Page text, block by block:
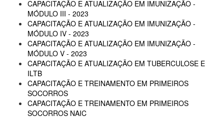
CAPACITAÇÃO E ATUALIZAÇÃO EM IMUNIZAÇÃO -
MÓDULO III - 2023
CAPACITAÇÃO E ATUALIZAÇÃO EM IMUNIZAÇÃO -
MÓDULO IV - 2023
CAPACITAÇÃO E ATUALIZAÇÃO EM IMUNIZAÇÃO -
MÓDULO V - 2023
CAPACITAÇÃO E ATUALIZAÇÃO EM TUBERCULOSE E
ILTB
CAPACITAÇÃO E TREINAMENTO EM PRIMEIROS
SOCORROS
CAPACITAÇÃO E TREINAMENTO EM PRIMEIROS
SOCORROS NAIC